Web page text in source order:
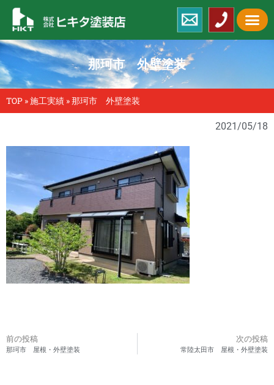
那珂市 外壁塗装
TOP »施工実績 »那珂市 外壁塗装
2021/05/18
前の投稿
那珂市 屋根・外壁塗装
次の投稿
常陸太田市 屋根・外壁塗装